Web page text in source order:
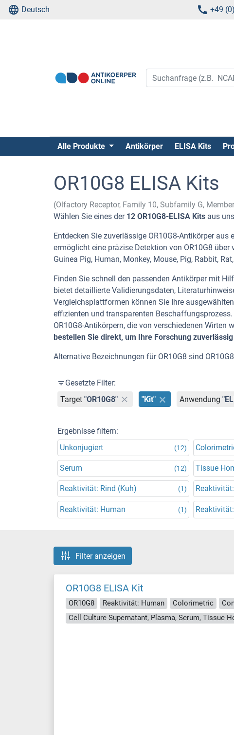
Deutsch +49
Alle Produkte Antikörper ELISA Kits
OR10G8 ELISA Kits
(Olfactory Receptor, Family 10, Subfamily G,
Wählen Sie eines der 12 OR10G8-ELISA Kits aus
Entdecken Sie zuverlässige OR10G8-Antikörper
ermöglicht eine präzise Detektion von OR10G8 über
Guinea Pig, Human, Monkey, Mouse, Pig, Rabbit,
Finden Sie schnell den passenden Antikörper mit
bietet detaillierte Validierungsdaten,
Vergleichsplattformen können Sie Ihre
effizienten und transparenten
OR10G8-Antikörpern, die von verschiedenen Wirten
bestellen Sie direkt, um Ihre Forschung
Alternative Bezeichnungen für OR10G8 sind
Gesetzte Filter:
Target "OR10G8" "Kit" Anwendung
Ergebnisse filtern:
Unkonjugiert
(12)
Serum (12) Tissue
Reaktivität: Rind (Kuh) (1)
Reaktivität: Human (1)
Filter anzeigen
OR10G8 ELISA Kit
OR10G8 Reaktivität: Human Colorimetric
Cell Culture Supernatant, Plasma, Serum, Tissue